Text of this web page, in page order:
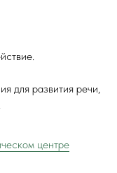
для развития речи,
центре